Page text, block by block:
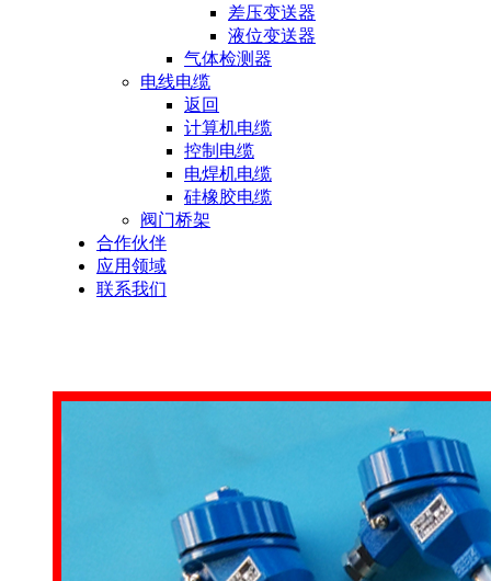
差压变送器
液位变送器
气体检测器
电线电缆
返回
计算机电缆
控制电缆
电焊机电缆
硅橡胶电缆
阀门桥架
合作伙伴
应用领域
联系我们